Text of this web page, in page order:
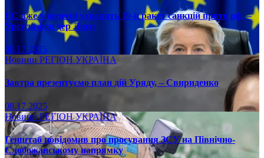
ЄС вже у вересні ухвалить 19-й ракет санкцій проти рф, –
Урсула фон дер Ляєн
08.17.2025
Новини РЕГІОН УКРАЇНА
Завтра презентуємо план дій Уряду, – Свириденко
08.17.2025
НовиниРЕГІОНУКРАЇНА
Генштаб повідомив про просування ЗСУ на Північно-
Слобожанському напрямку